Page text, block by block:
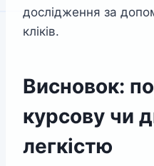
дослідження за
кліків.
Висновок:
курсову чи
легкістю